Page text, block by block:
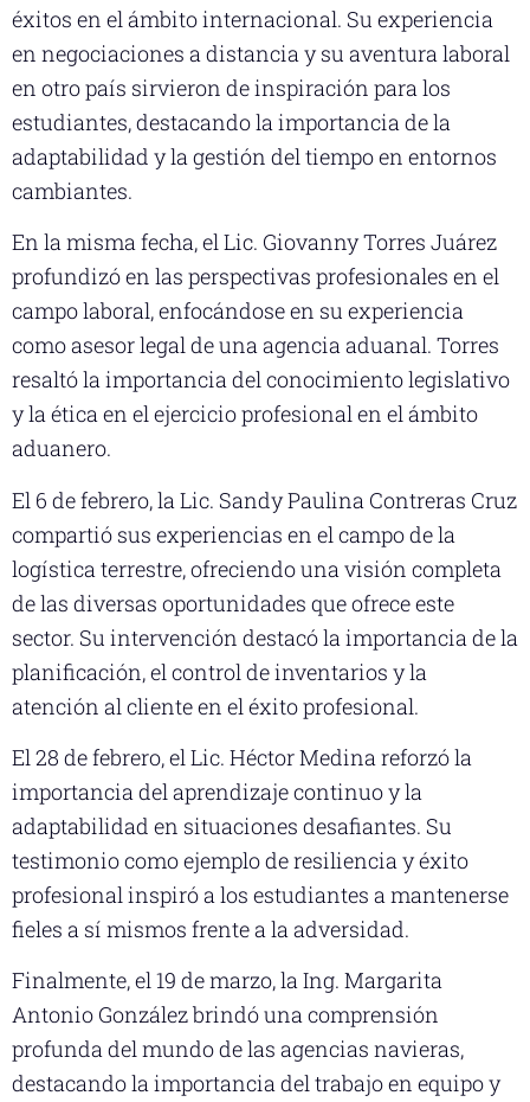
éxitos en el ámbito internacional. Su experiencia
en negociaciones a distancia y su aventura laboral
en otro país sirvieron de inspiración para los
estudiantes, destacando la importancia de la
adaptabilidad y la gestión del tiempo en entornos
cambiantes.
En la misma fecha, el Lic. Giovanny Torres Juárez
profundizó en las perspectivas profesionales en el
campo laboral, enfocándose en su experiencia
como asesor legal de una agencia aduanal. Torres
resaltó la importancia del conocimiento legislativo
y la ética en el ejercicio profesional en el ámbito
aduanero.
El 6 de febrero, la Lic. Sandy Paulina Contreras Cruz
compartió sus experiencias en el campo de la
logística terrestre, ofreciendo una visión completa
de las diversas oportunidades que ofrece este
sector. Su intervención destacó la importancia de la
planificación, el control de inventarios y la
atención al cliente en el éxito profesional.
El 28 de febrero, el Lic. Héctor Medina reforzó la
importancia del aprendizaje continuo y la
adaptabilidad en situaciones desafiantes. Su
testimonio como ejemplo de resiliencia y éxito
profesional inspiró a los estudiantes a mantenerse
fieles a sí mismos frente a la adversidad.
Finalmente, el 19 de marzo, la Ing. Margarita
Antonio González brindó una comprensión
profunda del mundo de las agencias navieras,
destacando la importancia del trabajo en equipo y